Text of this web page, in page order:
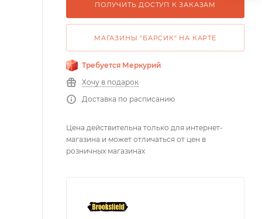
ПОЛУЧИТЬ ДОСТУП К ЗАКАЗАМ
МАГАЗИНЫ "БАРСИК" НА КАРТЕ
Требуется Меркурий
Хочу в подарок
Доставка по расписанию
Цена действительна только для интернет-
магазина и может отличаться от цен в
розничных магазинах